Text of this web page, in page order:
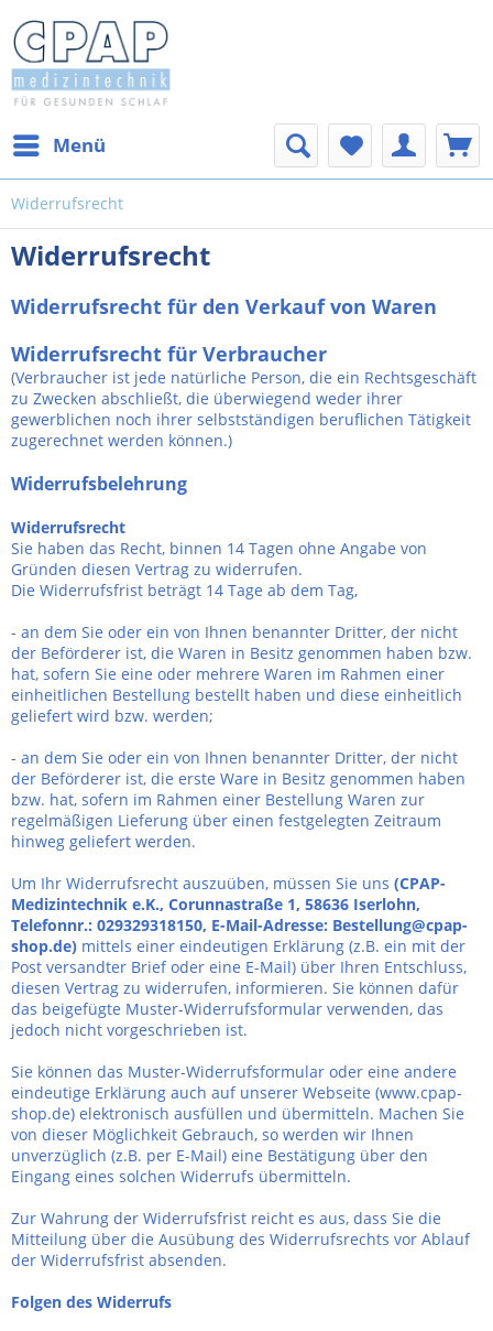
Menü
Widerrufsrecht
Widerrufsrecht
Widerrufsrecht für den Verkauf von Waren
Widerrufsrecht für Verbraucher
(Verbraucher ist jede natürliche Person, die ein Rechtsgeschäft
zu Zwecken abschließt, die überwiegend weder ihrer
gewerblichen noch ihrer selbstständigen beruflichen Tätigkeit
zugerechnet werden können.)
Widerrufsbelehrung
Widerrufsrecht
Sie haben das Recht, binnen 14 Tagen ohne Angabe von
Gründen diesen Vertrag zu widerrufen.
Die Widerrufsfrist beträgt 14 Tage ab dem Tag,
- an dem Sie oder ein von Ihnen benannter Dritter, der nicht
der Beförderer ist, die Waren in Besitz genommen haben bzw.
hat, sofern Sie eine oder mehrere Waren im Rahmen einer
einheitlichen Bestellung bestellt haben und diese einheitlich
geliefert wird bzw. werden;
- an dem Sie oder ein von Ihnen benannter Dritter, der nicht
der Beförderer ist, die erste Ware in Besitz genommen haben
bzw. hat, sofern im Rahmen einer Bestellung Waren zur
regelmäßigen Lieferung über einen festgelegten Zeitraum
hinweg geliefert werden.
Um Ihr Widerrufsrecht auszuüben, müssen Sie uns (CPAP-
Medizintechnik e.K., Corunnastraße 1, 58636 Iserlohn,
Telefonnr.: 029329318150, E-Mail-Adresse: Bestellung@cpap-
shop.de) mittels einer eindeutigen Erklärung (z.B. ein mit der
Post versandter Brief oder eine E-Mail) über Ihren Entschluss,
diesen Vertrag zu widerrufen, informieren. Sie können dafür
das beigefügte Muster-Widerrufsformular verwenden, das
jedoch nicht vorgeschrieben ist.
Sie können das Muster-Widerrufsformular oder eine andere
eindeutige Erklärung auch auf unserer Webseite (www.cpap-
shop.de) elektronisch ausfüllen und übermitteln. Machen Sie
von dieser Möglichkeit Gebrauch, so werden wir Ihnen
unverzüglich (z.B. per E-Mail) eine Bestätigung über den
Eingang eines solchen Widerrufs übermitteln.
Zur Wahrung der Widerrufsfrist reicht es aus, dass Sie die
Mitteilung über die Ausübung des Widerrufsrechts vor Ablauf
der Widerrufsfrist absenden.
Folgen des Widerrufs